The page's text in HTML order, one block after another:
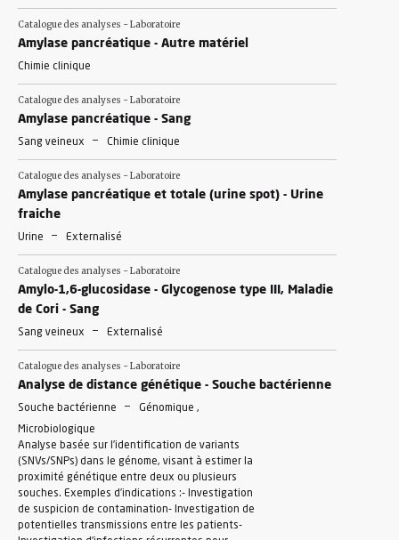
Catalogue des analyses - Laboratoire
Amylase pancréatique - Autre matériel
Chimie clinique
Catalogue des analyses - Laboratoire
Amylase pancréatique - Sang
Sang veineux - Chimie clinique
Catalogue des analyses - Laboratoire
Amylase pancréatique et totale (urine spot) - Urine
fraiche
Urine - Externalisé
Catalogue des analyses - Laboratoire
Amylo-1,6-glucosidase - Glycogenose type III, Maladie
de Cori - Sang
Sang veineux - Externalisé
Catalogue des analyses - Laboratoire
Analyse de distance génétique - Souche bactérienne
Souche bactérienne -
Génomique ,
Microbiologique
Analyse basée sur l’identification de variants
(SNVs/SNPs) dans le génome, visant à estimer la
proximité génétique entre deux ou plusieurs
souches. Exemples d’indications :- Investigation
de suspicion de contamination- Investigation de
potentielles transmissions entre les patients-